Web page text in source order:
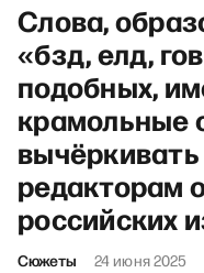
Слова,
«бзд, елд,
подобных,
крамольные
редакторам
российских
Сюжеты 24 июня 2025